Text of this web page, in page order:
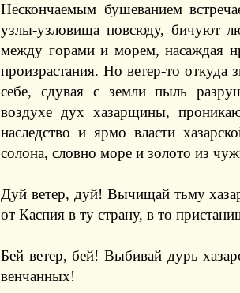
Нескончаемым бушеванием
узлы-узловища повсюду, бичуют
между горами и морем, насаждая
произрастания. Но ветер-то откуда
себе, сдувая с земли пыль
воздухе дух хазарщины,
наследство и ярмо власти
солона, словно море и золото из
Дуй ветер, дуй! Вычищай тьму
от Каспия в ту страну, в то
Бей ветер, бей! Выбивай дурь
венчанных!